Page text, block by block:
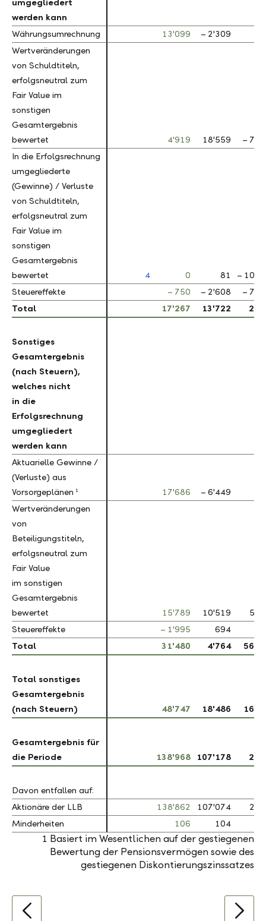
umgegliedert
werden kann
Währungsumrechnung
13'099
– 2'309
Wertveränderungen
von Schuldtiteln,
erfolgsneutral zum
Fair Value im
sonstigen
Gesamtergebnis
bewertet
4'919 18'559
–
In die Erfolgsrechnung
umgegliederte
(Gewinne) / Verluste
von Schuldtiteln,
erfolgsneutral zum
Fair Value im
sonstigen
Gesamtergebnis
bewertet
4 0 81
–
Steuereffekte
– 750 – 2'608
–
Total
17'267 13'722
Sonstiges
Gesamtergebnis
(nach Steuern),
welches nicht
in die
Erfolgsrechnung
umgegliedert
werden kann
Aktuarielle Gewinne /
(Verluste) aus
Vorsorgeplänen 1 17'686
– 6'449
Wertveränderungen
von
Beteiligungstiteln,
erfolgsneutral zum
Fair Value
im sonstigen
Gesamtergebnis
bewertet
15'789 10'519
Steuereffekte
– 1'995
694
Total
31'480 4'764
Total sonstiges
Gesamtergebnis
(nach Steuern)
48'747 18'486
Gesamtergebnis für
die Periode
138'968 107'178
Davon entfallen auf:
Aktionäre der LLB
138'862 107'074
Minderheiten
106 104
umgegliedert
werden kann
Währungsumrechnung
Wertveränderungen
von Schuldtiteln,
erfolgsneutral zum
Fair Value im
sonstigen
Gesamtergebnis
bewertet
In die Erfolgsrechnung
umgegliederte
(Gewinne) / Verluste
von Schuldtiteln,
erfolgsneutral zum
Fair Value im
sonstigen
Gesamtergebnis
bewertet
Steuereffekte
Total
Sonstiges
Gesamtergebnis
(nach Steuern),
welches nicht
in die
Erfolgsrechnung
umgegliedert
werden kann
Aktuarielle Gewinne /
(Verluste) aus
Vorsorgeplänen 1
Wertveränderungen
von
Beteiligungstiteln,
erfolgsneutral zum
Fair Value
im sonstigen
Gesamtergebnis
bewertet
Steuereffekte
Total
Total sonstiges
Gesamtergebnis
(nach Steuern)
Gesamtergebnis für
die Periode
Davon entfallen auf:
Aktionäre der LLB
Minderheiten
1 Basiert im Wesentlichen auf der gestiegenen
Bewertung der Pensionsvermögen sowie des
gestiegenen Diskontierungszinssatzes